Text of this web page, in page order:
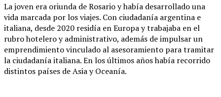
La joven era oriunda de Rosario y había desarrollado una
vida marcada por los viajes. Con ciudadanía argentina e
italiana, desde 2020 residía en Europa y trabajaba en el
rubro hotelero y administrativo, además de impulsar un
emprendimiento vinculado al asesoramiento para tramitar
la ciudadanía italiana. En los últimos años había recorrido
distintos países de Asia y Oceanía.